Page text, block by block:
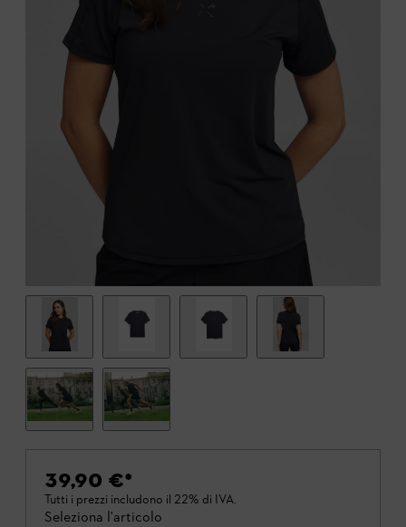
39,90 €*
Tutti i prezzi includono il 22% di IVA.
Seleziona l'articolo